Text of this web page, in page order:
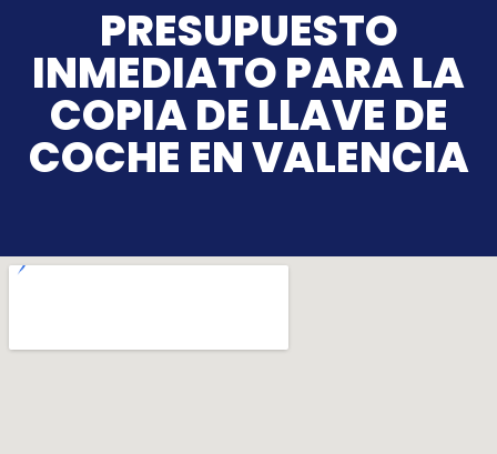
PRESUPUESTO
INMEDIATO PARA LA
COPIA DE LLAVE DE
COCHE EN VALENCIA